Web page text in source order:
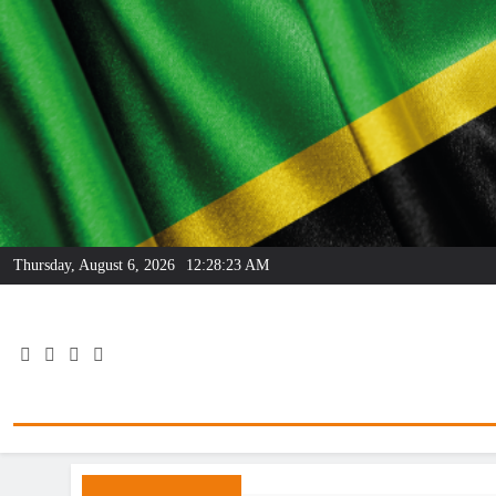
Skip
to
content
Thursday, August 6, 2026 12:28:24 AM